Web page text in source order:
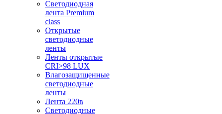
Светодиодная
лента Premium
class
Открытые
светодиодные
ленты
Ленты открытые
CRI>98 LUX
Влагозащищенные
светодиодные
ленты
Лента 220в
Светодиодные